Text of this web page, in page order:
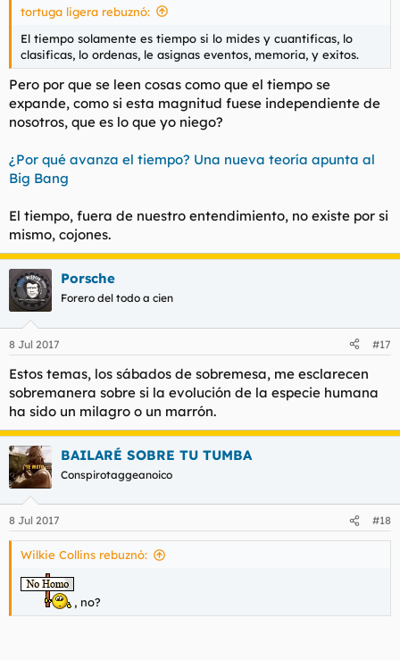
tortuga ligera rebuznó:
El tiempo solamente es tiempo si lo mides y cuantificas, lo
clasificas, lo ordenas, le asignas eventos, memoria, y exitos.
Pero por que se leen cosas como que el tiempo se
expande, como si esta magnitud fuese independiente de
nosotros, que es lo que yo niego?
¿Por qué avanza el tiempo? Una nueva teoría apunta al
Big Bang
El tiempo, fuera de nuestro entendimiento, no existe por si
mismo, cojones.
Porsche
Forero del todo a cien
8 Jul 2017 #17
Estos temas, los sábados de sobremesa, me esclarecen
sobremanera sobre si la evolución de la especie humana
ha sido un milagro o un marrón.
BAILARÉ SOBRE TU TUMBA
Conspirotaggeanoico
8 Jul 2017 #18
Wilkie Collins rebuznó:
, no?